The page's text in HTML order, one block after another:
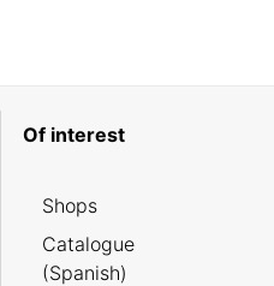
Of interest
Shops
Catalogue
(Spanish)